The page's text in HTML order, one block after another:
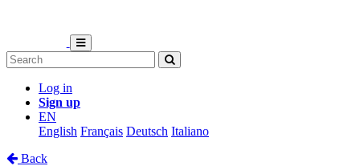
Log in
Sign up
EN
English Français Deutsch Italiano
Back